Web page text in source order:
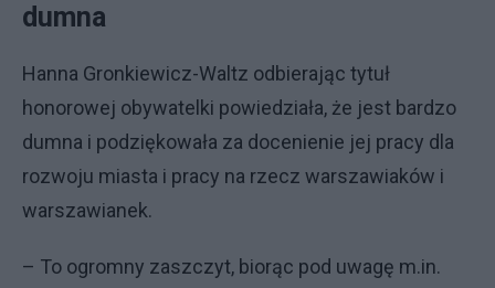
dumna
Hanna Gronkiewicz-Waltz odbierając tytuł
honorowej obywatelki powiedziała, że jest bardzo
dumna i podziękowała za docenienie jej pracy dla
rozwoju miasta i pracy na rzecz warszawiaków i
warszawianek.
– To ogromny zaszczyt, biorąc pod uwagę m.in.